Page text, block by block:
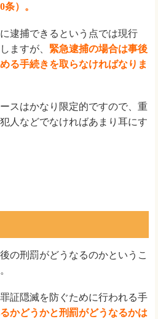
）。
逮捕できるという点では現行
ますが、 緊急逮捕の場合は事後
る手続きを取らなければなりま
スはかなり限定的ですので、重
人などでなければあまり耳にす
の刑罰がどうなるのかというこ
証隠滅を防ぐために行われる手
かどうかと刑罰がどうなるかは